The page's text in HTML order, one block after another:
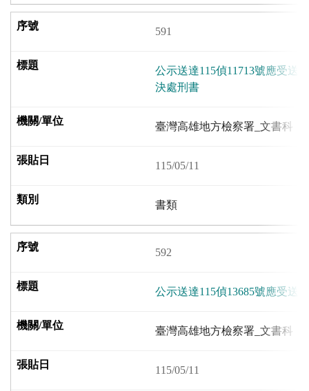
591
公示送達115偵11713號應受送
決處刑書
臺灣高雄地方檢察署_文書科
115/05/11
書類
592
公示送達115偵13685號應受送
臺灣高雄地方檢察署_文書科
115/05/11